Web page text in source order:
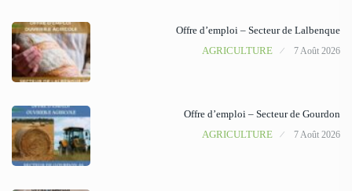
Offre d’emploi – Secteur de Lalbenque
AGRICULTURE
7 Août 2026
Offre d’emploi – Secteur de Gourdon
AGRICULTURE
7 Août 2026